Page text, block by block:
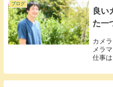
ブログ
良い
た一
カメ
メラ
仕事
るこ
こと
自分